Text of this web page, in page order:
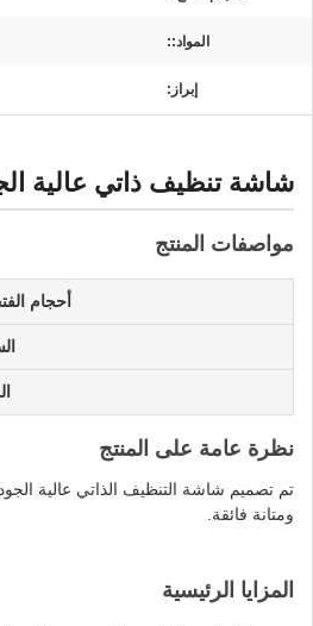
المواد::
إبراز:
شاشة تنظيف ذاتي عالية
مواصفات المنتج
أحجام
نظرة عامة على المنتج
تم تصميم شاشة التنظيف الذاتي عالية
ومتانة فائقة.
المزايا الرئيسية